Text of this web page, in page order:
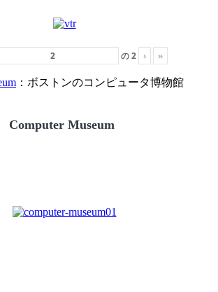
の2 › »
：ボストンのコンピュータ博物館
Computer Museum